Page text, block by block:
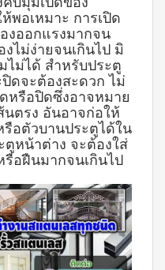
พอเหมาะ การเปิด
งออกแรงมากจน
ไม่ง่ายจนเกินไป มิ
ม่ได้ สำหรับประตู
ดจะต้องสะดวก ไม่
ดหรือปิดซึ่งอาจหมาย
นตรง อันอาจก่อให้
อตัวบานประตูได้ใน
หน้าต่าง จะต้องใส่
อฝืนมากจนเกินไป